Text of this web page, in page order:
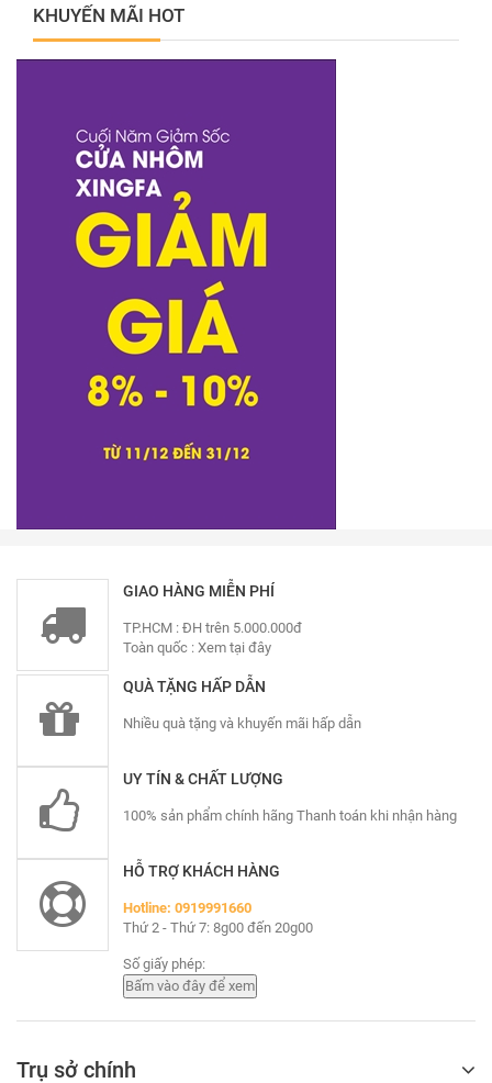
KHUYẾN MÃI HOT
GIAO HÀNG MIỄN PHÍ
TP.HCM : ĐH trên 5.000.000đ
Toàn quốc : Xem tại đây
QUÀ TẶNG HẤP DẪN
Nhiều quà tặng và khuyến mãi hấp dẫn
UY TÍN & CHẤT LƯỢNG
100% sản phẩm chính hãng Thanh toán khi nhận hàng
HỖ TRỢ KHÁCH HÀNG
Hotline: 0919991660
Thứ 2 - Thứ 7: 8g00 đến 20g00
Số giấy phép:
Trụ sở chính